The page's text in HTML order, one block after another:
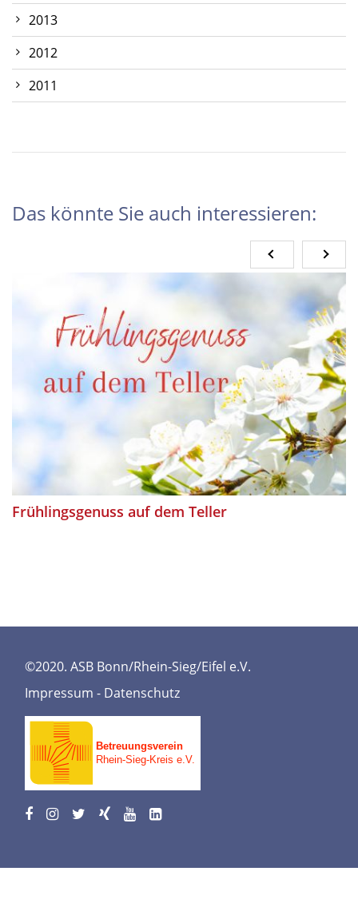
2013
2012
2011
Das könnte Sie auch interessieren:
Frühlingsgenuss auf dem Teller
©2020. ASB Bonn/Rhein-Sieg/Eifel e.V.
Impressum - Datenschutz